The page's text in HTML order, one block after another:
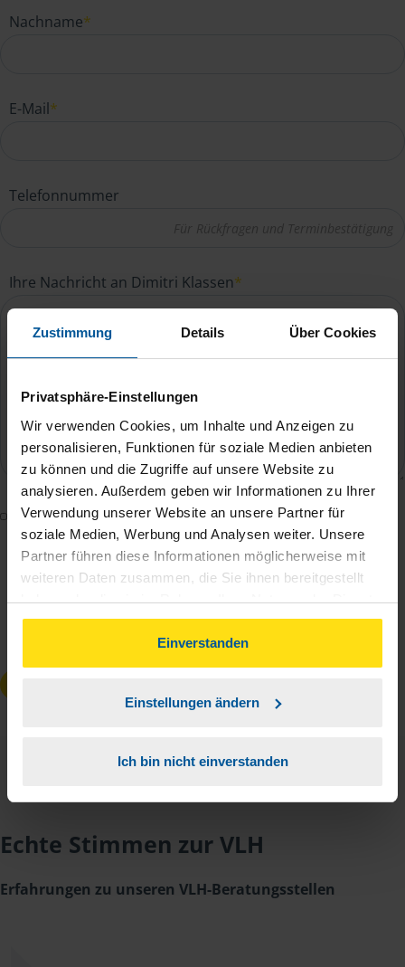
Zustimmung Details Über Cookies
Privatsphäre-Einstellungen
Wir verwenden Cookies, um Inhalte und Anzeigen zu
personalisieren, Funktionen für soziale Medien anbieten
zu können und die Zugriffe auf unsere Website zu
analysieren. Außerdem geben wir Informationen zu Ihrer
Verwendung unserer Website an unsere Partner für
soziale Medien, Werbung und Analysen weiter. Unsere
Partner führen diese Informationen möglicherweise mit
weiteren Daten zusammen, die Sie ihnen bereitgestellt
haben oder die sie im Rahmen Ihrer Nutzung der Dienste
gesammelt haben. Indem Sie auf Einverstanden klicken,
können Sie der Verwendung von Cookies, gemäß
unserer➔ Datenschutzrichtliniezustimmen.
Einverstanden
Einstellungen ändern
Ich bin nicht einverstanden
Nachname*
E-Mail*
Telefonnummer
Ihre Nachricht an Dimitri Klassen*
Mit dem Absenden des Kontaktformulars erkläre ich
mich damit einverstanden, dass meine Daten zur
Bearbeitung meines Anliegens sowie zur internen
Analyse der Zugriffsquelle verwendet werden.
DieDatenschutzbestimmungenhabe ich zur
Kenntnis genommen.*
Echte Stimmen zur VLH
Erfahrungen zu unseren VLH-Beratungsstellen